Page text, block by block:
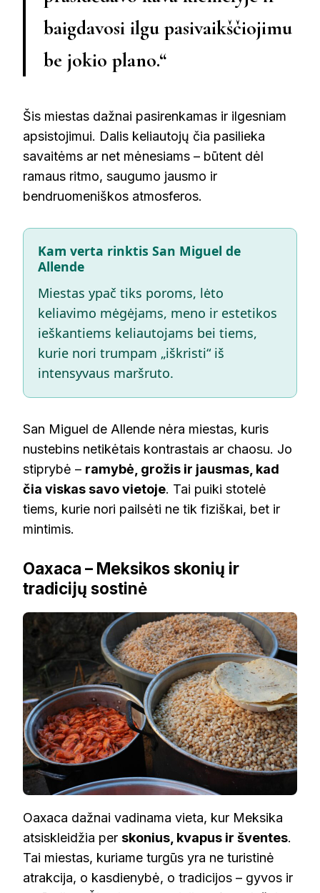
baigdavosi ilgu pasivaikščiojimu
be jokio plano.“
Šis miestas dažnai pasirenkamas ir ilgesniam
apsistojimui. Dalis keliautojų čia pasilieka
savaitėms ar net mėnesiams – būtent dėl
ramaus ritmo, saugumo jausmo ir
bendruomeniškos atmosferos.
Kam verta rinktis San Miguel de
Allende
Miestas ypač tiks poroms, lėto
keliavimo mėgėjams, meno ir estetikos
ieškantiems keliautojams bei tiems,
kurie nori trumpam „iškristi“ iš
intensyvaus maršruto.
San Miguel de Allende nėra miestas, kuris
nustebins netikėtais kontrastais ar chaosu. Jo
stiprybė – ramybė, grožis ir jausmas, kad
čia viskas savo vietoje. Tai puiki stotelė
tiems, kurie nori pailsėti ne tik fiziškai, bet ir
mintimis.
Oaxaca – Meksikos skonių ir
tradicijų sostinė
Oaxaca dažnai vadinama vieta, kur Meksika
atsiskleidžia per skonius, kvapus ir šventes.
Tai miestas, kuriame turgūs yra ne turistinė
atrakcija, o kasdienybė, o tradicijos – gyvos ir